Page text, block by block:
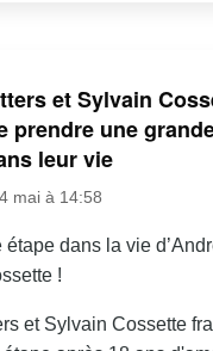
et Sylvain
prendre une
leur vie
mai à 14:58
dans la vie
!
et Sylvain Cossette